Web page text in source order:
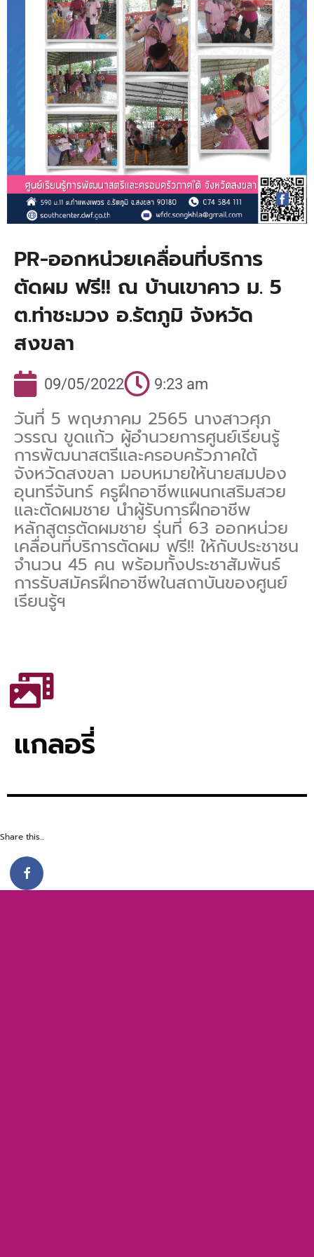
PR-ออกหน่วยเคลื่อนที่บริการ
ตัดผม ฟรี!! ณ บ้านเขาคาว ม. 5
ต.ท่าชะมวง อ.รัตภูมิ จังหวัด
สงขลา
09/05/2022 9:23 am
วันที่ 5 พฤษภาคม 2565 นางสาวศุภ
วรรณ ขูดแก้ว ผู้อำนวยการศูนย์เรียนรู้
การพัฒนาสตรีและครอบครัวภาคใต้
จังหวัดสงขลา มอบหมายให้นายสมปอง
อุนทรีจันทร์ ครูฝึกอาชีพแผนกเสริมสวย
และตัดผมชาย นำผู้รับการฝึกอาชีพ
หลักสูตรตัดผมชาย รุ่นที่ 63 ออกหน่วย
เคลื่อนที่บริการตัดผม ฟรี!! ให้กับประชาชน
จำนวน 45 คน พร้อมทั้งประชาสัมพันธ์
การรับสมัครฝึกอาชีพในสถาบันของศูนย์
เรียนรู้ฯ
แกลอรี่
Share this...